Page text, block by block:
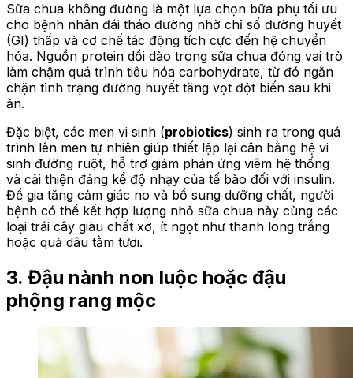
Sữa chua không đường là một lựa chọn bữa phụ tối ưu
cho bệnh nhân đái tháo đường nhờ chỉ số đường huyết
(GI) thấp và cơ chế tác động tích cực đến hệ chuyển
hóa. Nguồn protein dồi dào trong sữa chua đóng vai trò
làm chậm quá trình tiêu hóa carbohydrate, từ đó ngăn
chặn tình trạng đường huyết tăng vọt đột biến sau khi
ăn.
Đặc biệt, các men vi sinh (probiotics) sinh ra trong quá
trình lên men tự nhiên giúp thiết lập lại cân bằng hệ vi
sinh đường ruột, hỗ trợ giảm phản ứng viêm hệ thống
và cải thiện đáng kể độ nhạy của tế bào đối với insulin.
Để gia tăng cảm giác no và bổ sung dưỡng chất, người
bệnh có thể kết hợp lượng nhỏ sữa chua này cùng các
loại trái cây giàu chất xơ, ít ngọt như thanh long trắng
hoặc quả dâu tằm tươi.
3. Đậu nành non luộc hoặc đậu
phộng rang mộc